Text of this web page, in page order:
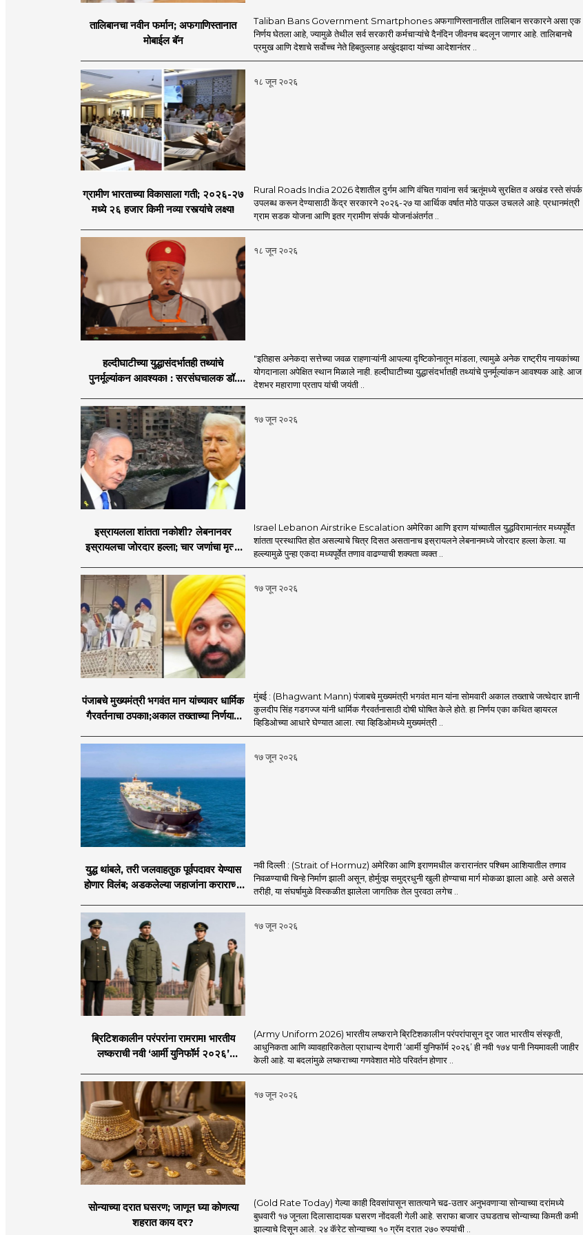
तालिबानचा नवीन फर्मान; अफगाणिस्तानात
मोबाईल बॅन
Taliban Bans Government Smartphones अफगाणिस्तानातील तालिबान सरकारने असा एक
निर्णय घेतला आहे, ज्यामुळे तेथील सर्व सरकारी कर्मचाऱ्यांचे दैनंदिन जीवनच बदलून जाणार आहे. तालिबानचे
प्रमुख आणि देशाचे सर्वोच्च नेते हिबतुल्लाह अखुंदझादा यांच्या आदेशानंतर ..
१८ जून २०२६
ग्रामीण भारताच्या विकासाला गती; २०२६-२७
मध्ये २६ हजार किमी नव्या रस्त्यांचे लक्ष्य!
Rural Roads India 2026 देशातील दुर्गम आणि वंचित गावांना सर्व ऋतूंमध्ये सुरक्षित व अखंड रस्ते संपर्क
उपलब्ध करून देण्यासाठी केंद्र सरकारने २०२६-२७ या आर्थिक वर्षात मोठे पाऊल उचलले आहे. प्रधानमंत्री
ग्राम सडक योजना आणि इतर ग्रामीण संपर्क योजनांअंतर्गत ..
१८ जून २०२६
हल्दीघाटीच्या युद्धासंदर्भातही तथ्यांचे
पुनर्मूल्यांकन आवश्यक! : सरसंघचालक डॉ.
"इतिहास अनेकदा सत्तेच्या जवळ राहणाऱ्यांनी आपल्या दृष्टिकोनातून मांडला, त्यामुळे अनेक राष्ट्रीय नायकांच्या
योगदानाला अपेक्षित स्थान मिळाले नाही. हल्दीघाटीच्या युद्धासंदर्भातही तथ्यांचे पुनर्मूल्यांकन आवश्यक आहे. आज
देशभर महाराणा प्रताप यांची जयंती ..
१७ जून २०२६
इस्रायलला शांतता नकोशी? लेबनानवर
इस्रायलचा जोरदार हल्ला; चार जणांचा मृत्यू,
Israel Lebanon Airstrike Escalation अमेरिका आणि इराण यांच्यातील युद्धविरामानंतर मध्यपूर्वेत
शांतता प्रस्थापित होत असल्याचे चित्र दिसत असतानाच इस्रायलने लेबनानमध्ये जोरदार हल्ला केला. या
हल्ल्यामुळे पुन्हा एकदा मध्यपूर्वेत तणाव वाढण्याची शक्यता व्यक्त ..
१७ जून २०२६
पंजाबचे मुख्यमंत्री भगवंत मान यांच्यावर धार्मिक
गैरवर्तनाचा ठपका!;अकाल तख्ताच्या निर्णयाने
मुंबई : (Bhagwant Mann) पंजाबचे मुख्यमंत्री भगवंत मान यांना सोमवारी अकाल तख्ताचे जत्थेदार ज्ञानी
कुलदीप सिंह गडगज्ज यांनी धार्मिक गैरवर्तनासाठी दोषी घोषित केले होते. हा निर्णय एका कथित व्हायरल
व्हिडिओच्या आधारे घेण्यात आला. त्या व्हिडिओमध्ये मुख्यमंत्री ..
१७ जून २०२६
युद्ध थांबले, तरी जलवाहतुक पूर्वपदावर येण्यास
होणार विलंब; अडकलेल्या जहाजांना कराराच्या
नवी दिल्ली : (Strait of Hormuz) अमेरिका आणि इराणमधील करारानंतर पश्चिम आशियातील तणाव
निवळण्याची चिन्हे निर्माण झाली असून, होर्मुत्झ समुद्रधुनी खुली होण्याचा मार्ग मोकळा झाला आहे. असे असले
तरीही, या संघर्षामुळे विस्कळीत झालेला जागतिक तेल पुरवठा लगेच ..
१७ जून २०२६
ब्रिटिशकालीन परंपरांना रामराम! भारतीय
लष्कराची नवी ‘आर्मी युनिफॉर्म २०२६’
(Army Uniform 2026) भारतीय लष्कराने ब्रिटिशकालीन परंपरांपासून दूर जात भारतीय संस्कृती,
आधुनिकता आणि व्यावहारिकतेला प्राधान्य देणारी ‘आर्मी युनिफॉर्म २०२६’ ही नवी १७४ पानी नियमावली जाहीर
केली आहे. या बदलांमुळे लष्कराच्या गणवेशात मोठे परिवर्तन होणार ..
१७ जून २०२६
सोन्याच्या दरात घसरण; जाणून घ्या कोणत्या
शहरात काय दर?
(Gold Rate Today) गेल्या काही दिवसांपासून सातत्याने चढ-उतार अनुभवणाऱ्या सोन्याच्या दरांमध्ये
बुधवारी १७ जूनला दिलासादायक घसरण नोंदवली गेली आहे. सराफा बाजार उघडताच सोन्याच्या किमती कमी
झाल्याचे दिसून आले. २४ कॅरेट सोन्याच्या १० ग्रॅम दरात २७० रुपयांची ..